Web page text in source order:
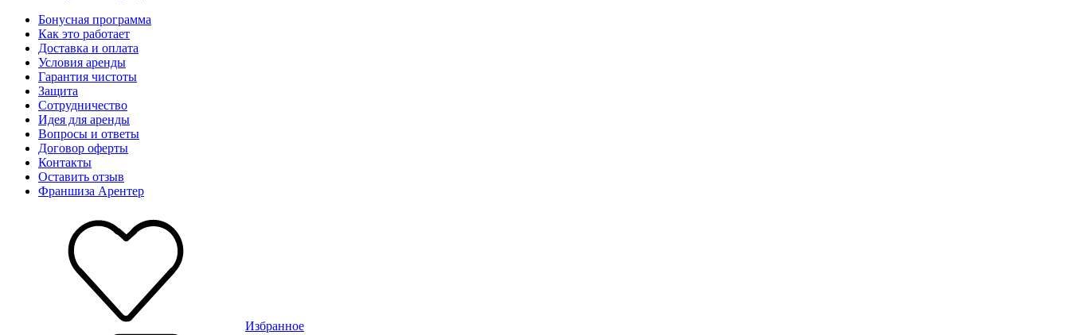
Бонусная программа
Как это работает
Доставка и оплата
Условия аренды
Гарантия чистоты
Защита
Сотрудничество
Идея для аренды
Вопросы и ответы
Договор оферты
Контакты
Оставить отзыв
Франшиза Арентер
Избранное